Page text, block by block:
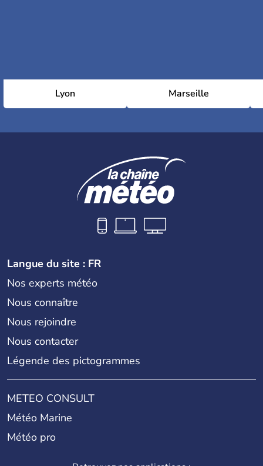
Lyon Marseille
Langue du site : FR
Nos experts météo
Nous connaître
Nous rejoindre
Nous contacter
Légende des pictogrammes
METEO CONSULT
Météo Marine
Météo pro